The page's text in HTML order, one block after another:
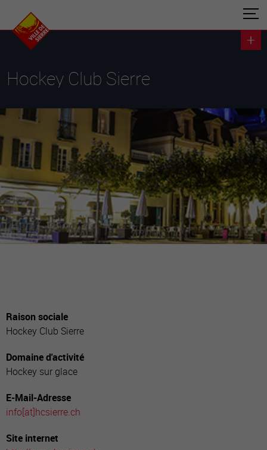
Hockey Club Sierre
Raison sociale
Hockey Club Sierre
Domaine d'activité
Hockey sur glace
E-Mail-Adresse
info[at]hcsierre.ch
Site internet